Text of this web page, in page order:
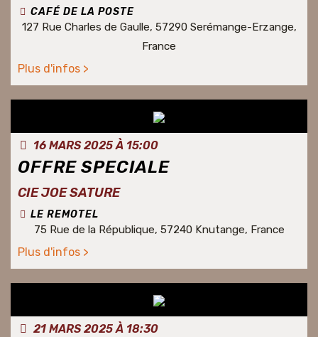
CAFÉ DE LA POSTE
127 Rue Charles de Gaulle, 57290 Serémange-Erzange,
France
Plus d'infos >
16 MARS 2025 À 15:00
OFFRE SPECIALE
CIE JOE SATURE
LE REMOTEL
75 Rue de la République, 57240 Knutange, France
Plus d'infos >
21 MARS 2025 À 18:30